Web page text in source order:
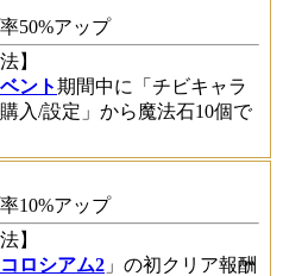
50%アップ
】
ント期間中に「チビキャラ
入/設定」から魔法石10個で
10%アップ
】
ロシアム2 」の初クリア報酬